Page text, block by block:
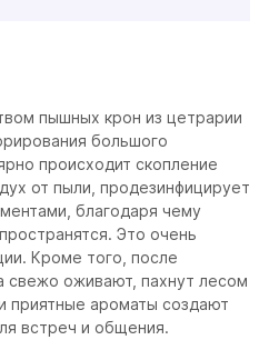
пышных крон из цетрарии
большого
происходит скопление
от пыли, продезинфицирует
благодаря чему
Это очень
Кроме того, после
свежо оживают, пахнут лесом
приятные ароматы создают
встреч и общения.